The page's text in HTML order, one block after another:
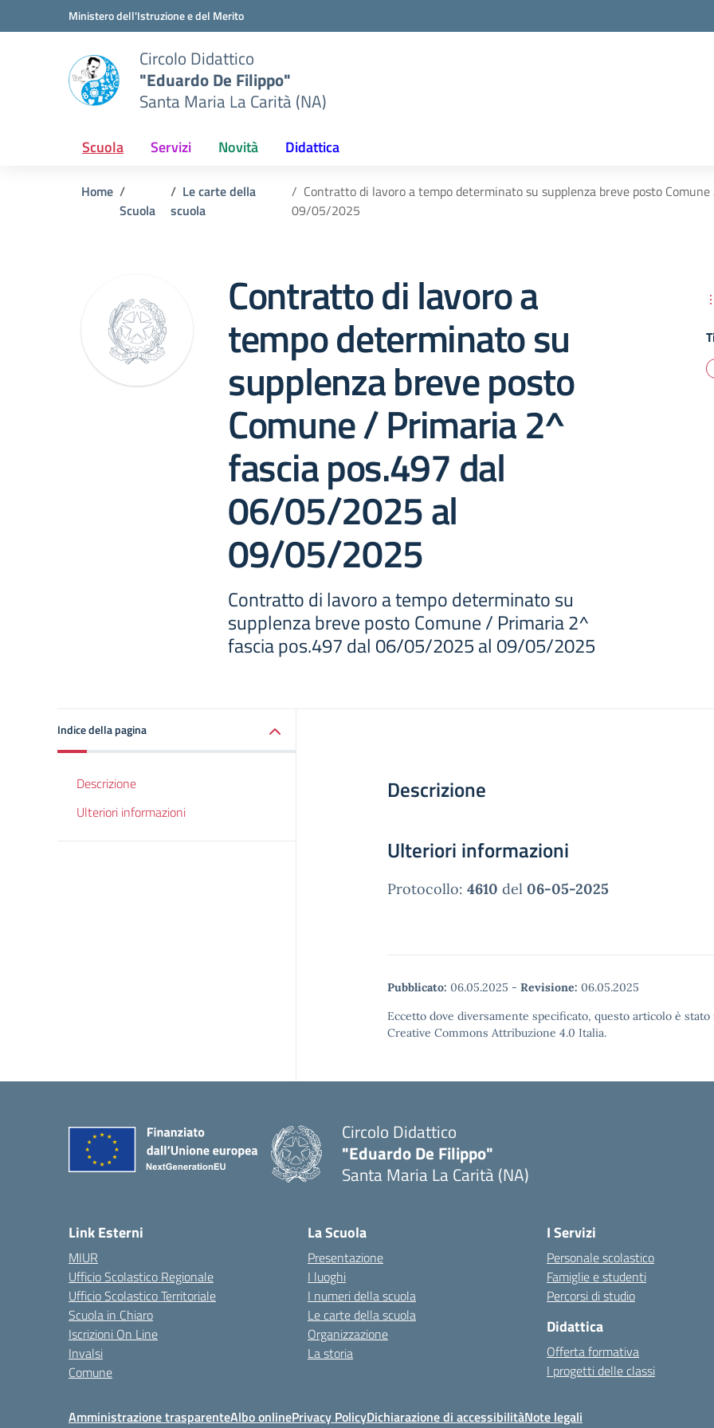
Vai ai contenuti
Vai al menu di navigazioneMinistero dell'Istruzione e del Merito
Circolo Didattico
"Eduardo De Filippo"
Santa Maria La Carità (NA)
Scuola Servizi Novità Didattica
Home
Scuola
Le carte della
scuola
Contratto di lavoro a tempo determinato su supplenza breve posto
09/05/2025
Contratto di lavoro a
tempo determinato su
supplenza breve posto
Comune / Primaria 2^
fascia pos.497 dal
06/05/2025 al
09/05/2025
Contratto di lavoro a tempo determinato su
supplenza breve posto Comune / Primaria 2^
fascia pos.497 dal 06/05/2025 al 09/05/2025
Indice della pagina
Descrizione
Ulteriori informazioni
Descrizione
Ulteriori informazioni
Protocollo: 4610 del 06-05-2025
Pubblicato: 06.05.2025 - Revisione: 06.05.2025
Eccetto dove diversamente specificato, questo articolo è
Creative Commons Attribuzione 4.0 Italia.
Circolo Didattico
"Eduardo De Filippo"
Santa Maria La Carità (NA)
Link Esterni
MIUR
Ufficio Scolastico Regionale
Ufficio Scolastico Territoriale
Scuola in Chiaro
Iscrizioni On Line
Invalsi
Comune
La Scuola
Presentazione
I luoghi
I numeri della scuola
Le carte della scuola
Organizzazione
La storia
I Servizi
Personale scolastico
Famiglie e studenti
Percorsi di studio
Didattica
Offerta formativa
I progetti delle classi
Amministrazione trasparenteAlbo onlinePrivacy PolicyDichiarazione di accessibilitàNote legali